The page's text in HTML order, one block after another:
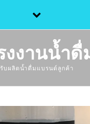
รับผลิตน้ำดื่มแบรนด์ลูกค้า